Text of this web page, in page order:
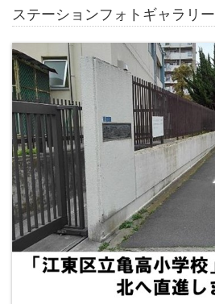
ステーションフォトギャラリー